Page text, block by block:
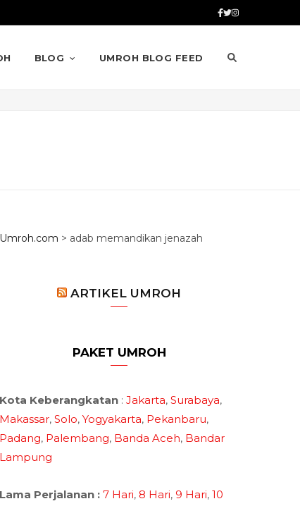
BLOG UMROH BLOG FEED
Umroh.com > adab memandikan jenazah
ARTIKEL UMROH
PAKET UMROH
Kota Keberangkatan : Jakarta, Surabaya,
Makassar, Solo, Yogyakarta, Pekanbaru,
Padang, Palembang, Banda Aceh, Bandar
Lampung
Lama Perjalanan : 7 Hari, 8 Hari, 9 Hari, 10